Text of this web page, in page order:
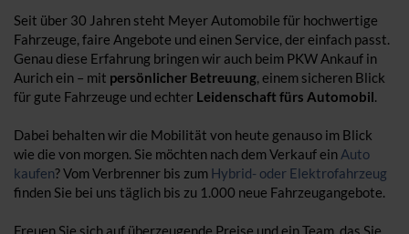
Seit über 30 Jahren steht Meyer Automobile für hochwertige
Fahrzeuge, faire Angebote und einen Service, der einfach passt.
Genau diese Erfahrung bringen wir auch beim PKW Ankauf in
Aurich ein – mit persönlicher Betreuung, einem sicheren Blick
für gute Fahrzeuge und echter Leidenschaft fürs Automobil.
Dabei behalten wir die Mobilität von heute genauso im Blick
wie die von morgen. Sie möchten nach dem Verkauf ein Auto
kaufen? Vom Verbrenner bis zum Hybrid- oder Elektrofahrzeug
finden Sie bei uns täglich bis zu 1.000 neue Fahrzeugangebote.
Freuen Sie sich auf überzeugende Preise und ein Team, das Sie